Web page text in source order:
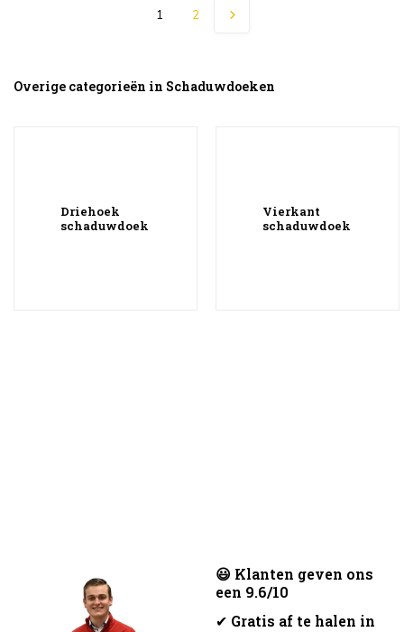
1 2
Overige categorieën in Schaduwdoeken
Driehoek
schaduwdoek
Vierkant
schaduwdoek
😃 Klanten geven ons
een 9.6/10
✔ Gratis af te halen in